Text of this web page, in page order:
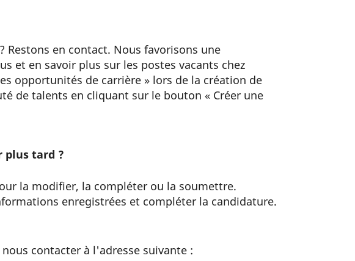
Restons en contact. Nous favorisons une
et en savoir plus sur les postes vacants chez
opportunités de carrière » lors de la création de
de talents en cliquant sur le bouton « Créer une
plus tard ?
la modifier, la compléter ou la soumettre.
enregistrées et compléter la candidature.
contacter à l'adresse suivante :